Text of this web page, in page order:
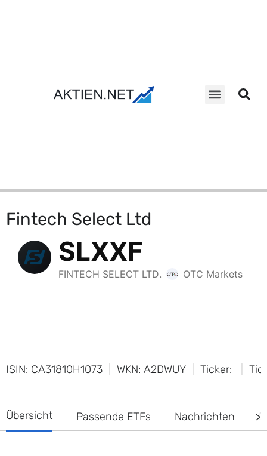
Fintech Select Ltd
ISIN: CA31810H1073 WKN: A2DWUY Ticker:
Übersicht Passende ETFs Nachrichten